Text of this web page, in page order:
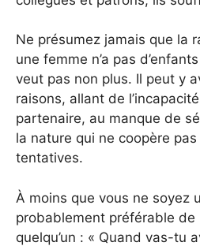
Ne présumez jamais que la
une femme n’a pas
veut pas non plus. Il peut y
raisons, allant de
partenaire, au manque de
la nature qui ne coopère
tentatives.
À moins que vous ne soyez
probablement préférable de
quelqu’un : « Quand vas-tu